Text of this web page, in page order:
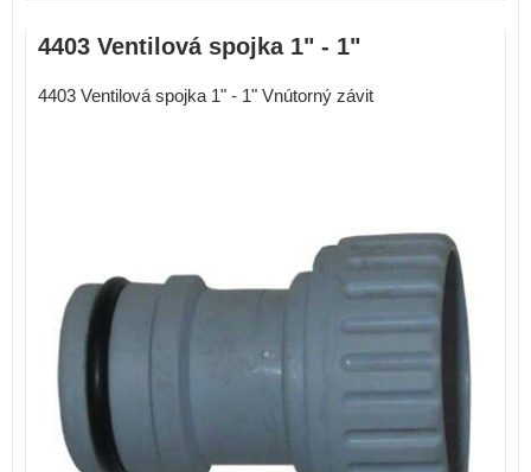
4403 Ventilová spojka 1" - 1"
4403 Ventilová spojka 1" - 1" Vnútorný závit